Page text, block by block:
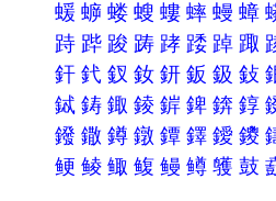
蝯蝷蝼螋螻蟀蟃蟑
跱 跸 踆 踌 踍 踒 踔 踙
釬釴釵釹鈃鈑鈒鈙
鋱鋳鋷錂錌錍錛錞
鏺鏾鐏鐓鐔鐸鑀鑁
鲠鲮鲰鳆鳗鳟鹱鼓